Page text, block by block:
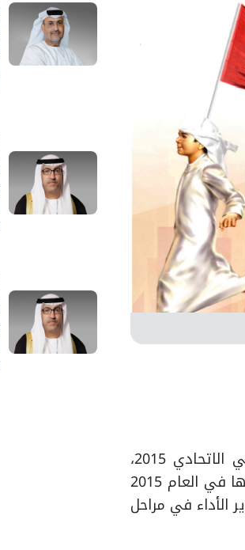
أطلقت وزارة الدولة لشؤون المجلس الوطني الاتحادي تقرير انتخابات المجلس الوطني الاتحادي 2015،
والذي يتضمن استعراض جميع مراحل انتخابات المجلس الوطني الاتحادي التي تم تنفيذها في العام 2015
الأداء في مراحل